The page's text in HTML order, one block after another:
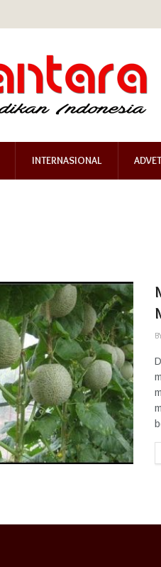
INTERNASIONAL